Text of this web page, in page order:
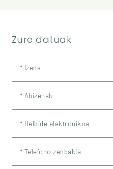
Zure datuak
* Izena
* Abizenak
* Helbide elektronikoa
* Telefono zenbakia